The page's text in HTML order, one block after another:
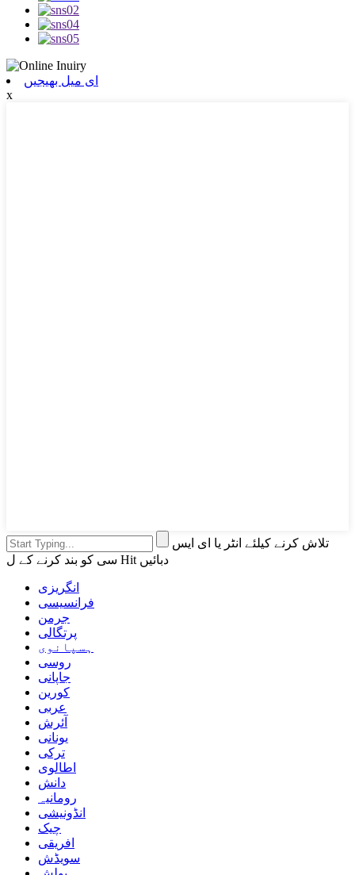
ای میل بھیجیں
x
تلاش کرنے کیلئے انٹر یا ای ایس
سی کو بند کرنے کے ل Hit دبائیں
انگریزی
فرانسیسی
جرمن
پرتگالی
ہسپانوی
روسی
جاپانی
کورین
عربی
آئرش
یونانی
ترکی
اطالوی
دانش
رومانیہ
انڈونیشی
چیک
افریقی
سویڈش